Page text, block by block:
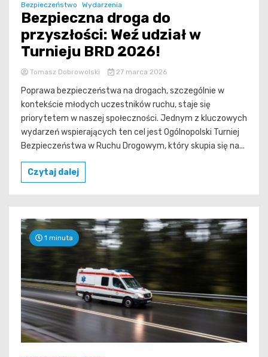
Bezpieczeństwo Wydarzenia
Bezpieczna droga do
przyszłości: Weź udział w
Turnieju BRD 2026!
Tomasz Dobrowolski 27 marca 2026
Poprawa bezpieczeństwa na drogach, szczególnie w
kontekście młodych uczestników ruchu, staje się
priorytetem w naszej społeczności. Jednym z kluczowych
wydarzeń wspierających ten cel jest Ogólnopolski Turniej
Bezpieczeństwa w Ruchu Drogowym, który skupia się na...
Czytaj dalej
1 minuta